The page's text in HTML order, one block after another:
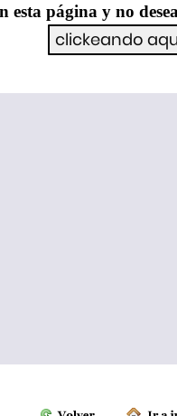
esta página y no